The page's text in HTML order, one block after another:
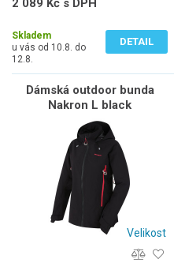
2 089 Kč s DPH
Skladem
u vás od 10.8. do
12.8.
DETAIL
Dámská outdoor bunda
Nakron L black
Velikost